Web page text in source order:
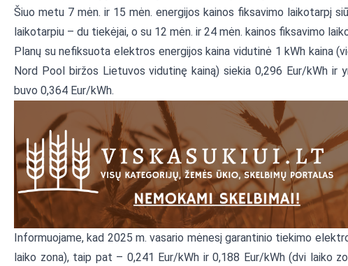
Šiuo metu 7 mėn. ir 15 mėn. energijos kainos fiksavimo laikotarpį
laikotarpiu – du tiekėjai, o su 12 mėn. ir 24 mėn. kainos fiksavimo
Planų su nefiksuota elektros energijos kaina vidutinė 1 kWh kaina
Nord Pool biržos Lietuvos vidutinę kainą) siekia 0,296 Eur/kWh ir
buvo 0,364 Eur/kWh.
Informuojame, kad 2025 m. vasario mėnesį garantinio tiekimo
laiko zona), taip pat – 0,241 Eur/kWh ir 0,188 Eur/kWh (dvi laiko